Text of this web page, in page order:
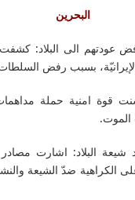
البحرين
بسبب رفض
قوة امنية حملة
ضدّ الشيعة